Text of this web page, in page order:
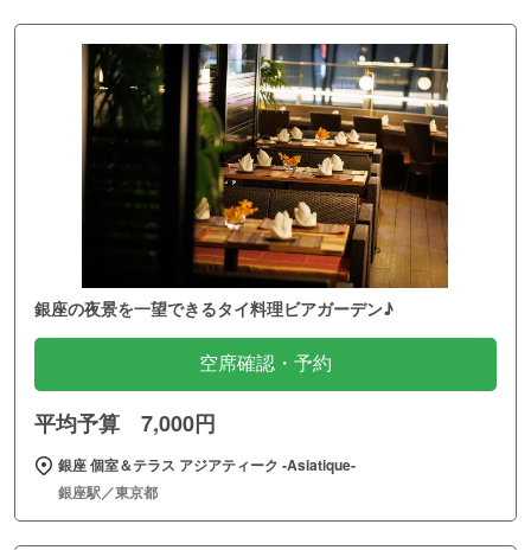
銀座の夜景を一望できるタイ料理ビアガーデン♪
空席確認・予約
平均予算 7,000円
銀座 個室＆テラス アジアティーク ‐Asiatique‐
銀座駅／東京都